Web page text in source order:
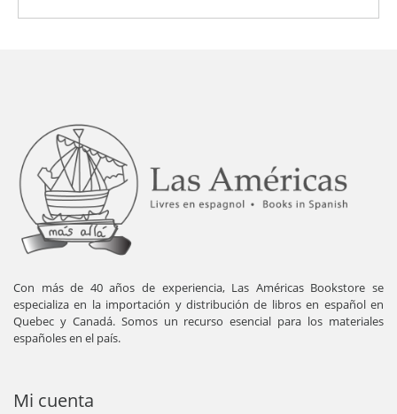
Con más de 40 años de experiencia, Las Américas Bookstore se
especializa en la importación y distribución de libros en español en
Quebec y Canadá. Somos un recurso esencial para los materiales
españoles en el país.
Mi cuenta